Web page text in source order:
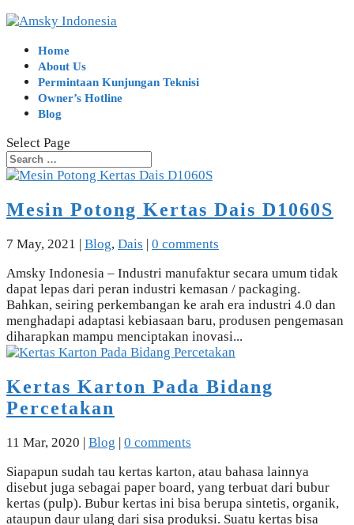
Home
About Us
Permintaan Kunjungan Teknisi
Owner’s Hotline
Blog
Select Page
Mesin Potong Kertas Dais D1060S
7 May, 2021 | Blog, Dais | 0 comments
Amsky Indonesia – Industri manufaktur secara umum tidak
dapat lepas dari peran industri kemasan / packaging.
Bahkan, seiring perkembangan ke arah era industri 4.0 dan
menghadapi adaptasi kebiasaan baru, produsen pengemasan
diharapkan mampu menciptakan inovasi...
Kertas Karton Pada Bidang
Percetakan
11 Mar, 2020 | Blog | 0 comments
Siapapun sudah tau kertas karton, atau bahasa lainnya
disebut juga sebagai paper board, yang terbuat dari bubur
kertas (pulp). Bubur kertas ini bisa berupa sintetis, organik,
ataupun daur ulang dari sisa produksi. Suatu kertas bisa